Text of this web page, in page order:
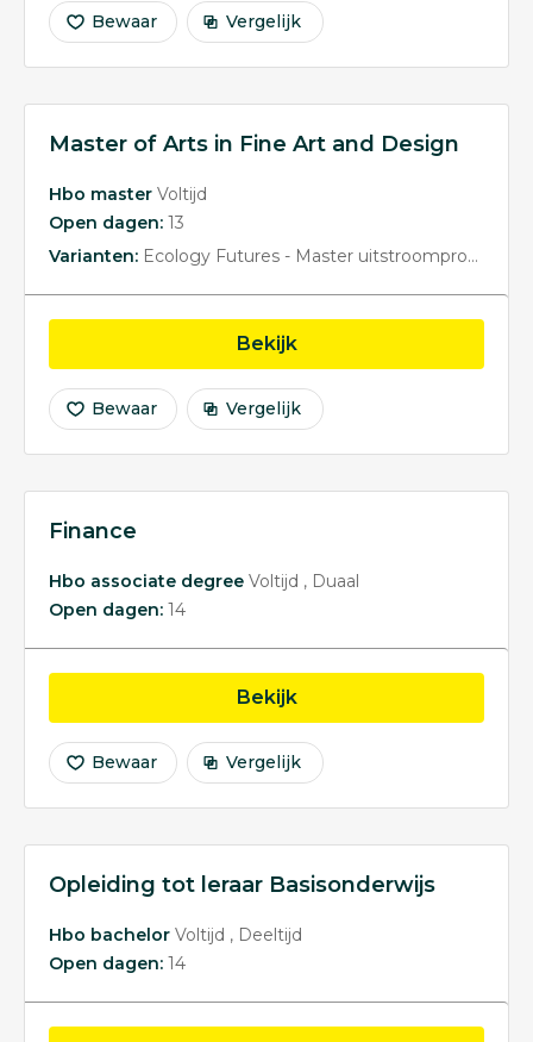
Bewaar Vergelijk
Master of Arts in Fine Art and Design
Hbo master Voltijd
Open dagen: 13
Varianten: Ecology Futures - Master uitstroomprofiel
Bekijkopleiding Master of
Bewaar Vergelijk
Finance
Hbo associate degree Voltijd
Duaal
Open dagen: 14
Bekijkopleiding Finance
Bewaar Vergelijk
Opleiding tot leraar Basisonderwijs
Hbo bachelor Voltijd
Deeltijd
Open dagen: 14